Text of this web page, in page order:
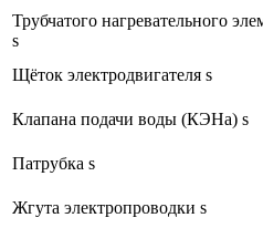
Трубчатого нагревательного
s
Щёток электродвигателя s
Клапана подачи воды (КЭНа) s
Патрубка s
Жгута электропроводки s